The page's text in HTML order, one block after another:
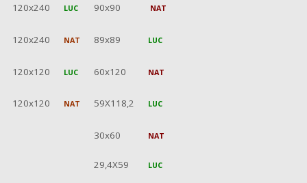
120x240 LUC 90x90 NAT
120x240 NAT 89x89 LUC
120x120 LUC 60x120 NAT
120x120 NAT 59X118,2 LUC
30x60 NAT
29,4X59 LUC